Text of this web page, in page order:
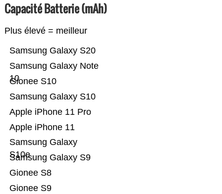
Capacité Batterie (mAh)
Plus élevé = meilleur
Gionee S9
Gionee S8
Samsung Galaxy S9
Samsung Galaxy
S10e
Apple iPhone 11
Apple iPhone 11 Pro
Samsung Galaxy S10
Gionee S10
Samsung Galaxy Note
10
Samsung Galaxy S20